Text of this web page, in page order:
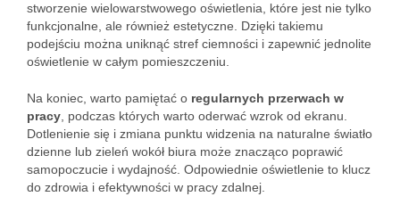
stworzenie wielowarstwowego oświetlenia, które jest nie tylko
funkcjonalne, ale również estetyczne. Dzięki takiemu
podejściu można uniknąć stref ciemności i zapewnić jednolite
oświetlenie w całym pomieszczeniu.
Na koniec, warto pamiętać o regularnych przerwach w
pracy , podczas których warto oderwać wzrok od ekranu.
Dotlenienie się i zmiana punktu widzenia na naturalne światło
dzienne lub zieleń wokół biura może znacząco poprawić
samopoczucie i wydajność. Odpowiednie oświetlenie to klucz
do zdrowia i efektywności w pracy zdalnej.